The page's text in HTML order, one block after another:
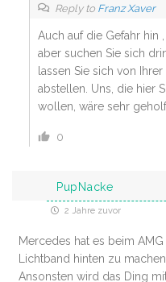
Reply to Franz Xaver
Auch auf die Gefahr
aber suchen Sie sich
lassen Sie sich von
abstellen. Uns, die hier
wollen, wäre sehr
0
PupNacke
2 Jahre zuvor
Mercedes hat es beim
Lichtband hinten zu
Ansonsten wird das Ding